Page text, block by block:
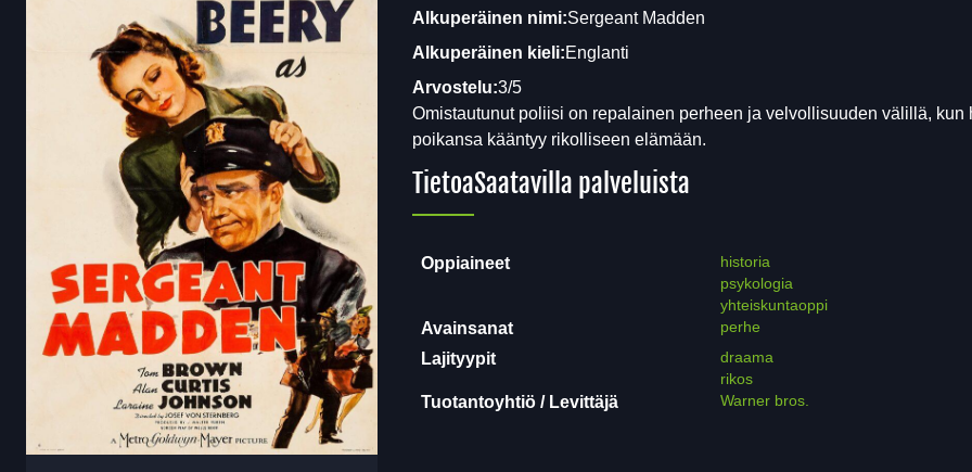
Alkuperäinen nimi:Sergeant Madden
Alkuperäinen kieli:Englanti
Arvostelu:3/5
Omistautunut poliisi on repalainen perheen ja velvollisuuden välillä, kun
poikansa kääntyy rikolliseen elämään.
TietoaSaatavilla palveluista
Oppiaineet
historia
psykologia
yhteiskuntaoppi
Avainsanat perhe
Lajityypit
draama
rikos
Tuotantoyhtiö / Levittäjä Warner bros.